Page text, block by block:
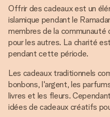
Offrir des cadeaux est un
islamique pendant le
membres de la communauté
pour les autres. La charité
pendant cette période.
Les cadeaux traditionnels
bonbons, l'argent, les
livres et les fleurs.
idées de cadeaux créatifs